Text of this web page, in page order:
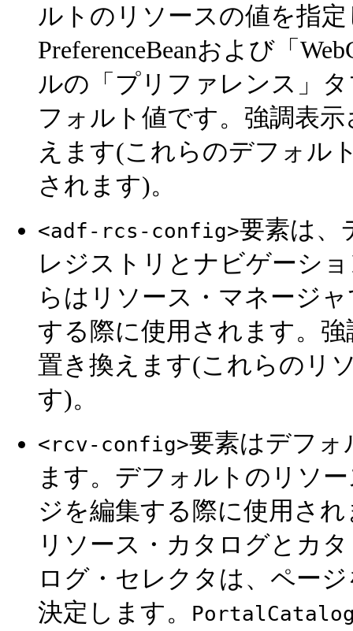
ルトのリソースの値を指
PreferenceBeanおよび「
ルの「プリファレンス」
フォルト値です。強調表
えます(これらのデフォル
されます)。
<adf-rcs-config>要素は、
レジストリとナビゲーシ
らはリソース・マネージ
する際に使用されます。
置き換えます(これらのリ
す)。
<rcv-config>要素はデフォ
ます。デフォルトのリソ
ジを編集する際に使用さ
リソース・カタログとカ
ログ・セレクタは、ペー
決定します。